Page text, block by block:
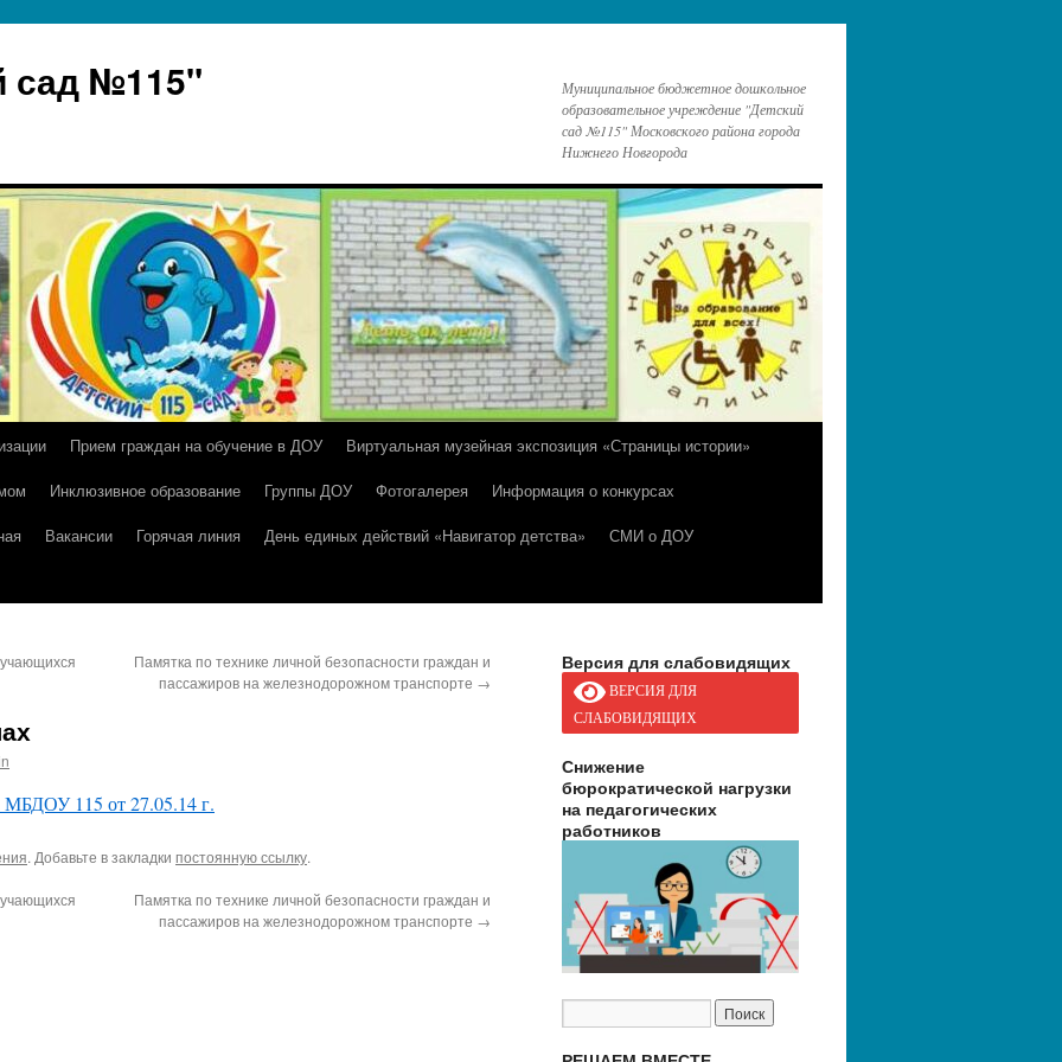
сад №115"
Муниципальное бюджетное дошкольное
образовательное учреждение "Детский
сад №115" Московского района города
Нижнего Новгорода
Прием граждан на обучение в ДОУ
Виртуальная музейная экспозиция «Страницы истории»
Инклюзивное образование Группы ДОУ Фотогалерея
Информация о конкурсах
Вакансии Горячая линия День единых действий «Навигатор детства»
СМИ о ДОУ
Памятка по технике личной безопасности граждан и
пассажиров на железнодорожном транспорте →
115 от 27.05.14 г.
. Добавьте в закладки постоянную ссылку.
Памятка по технике личной безопасности граждан и
пассажиров на железнодорожном транспорте →
Версия для слабовидящих
ВЕРСИЯ ДЛЯ
СЛАБОВИДЯЩИХ
Снижение
бюрократической нагрузки
на педагогических
работников